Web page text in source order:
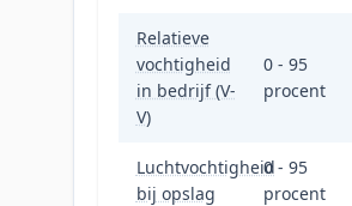
Relatieve
vochtigheid
in bedrijf (V-
V)
0 - 95
procent
Luchtvochtigheid
bij opslag
0 - 95
procent